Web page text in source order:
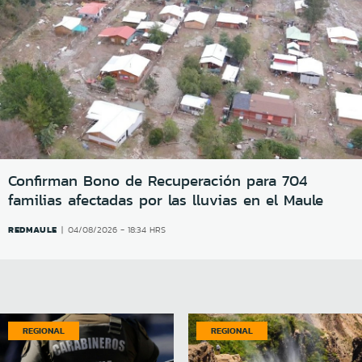
Confirman Bono de Recuperación para 704
familias afectadas por las lluvias en el Maule
REDMAULE 04/08/2026 - 18:34 HRS
REGIONAL REGIONAL